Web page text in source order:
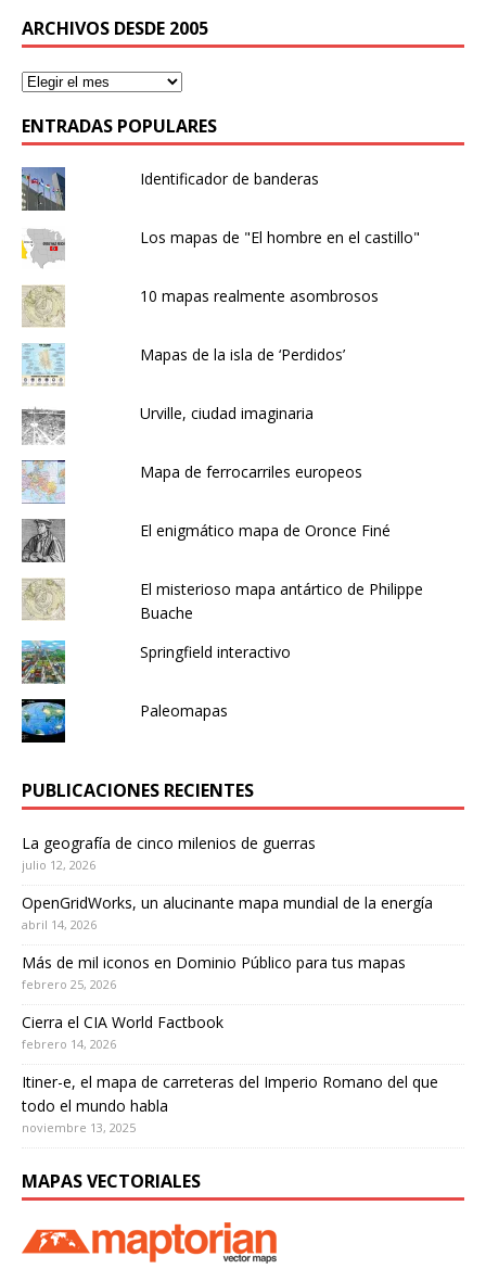
ARCHIVOS DESDE 2005
ENTRADAS POPULARES
Identificador de banderas
Los mapas de "El hombre en el castillo"
10 mapas realmente asombrosos
Mapas de la isla de ‘Perdidos’
Urville, ciudad imaginaria
Mapa de ferrocarriles europeos
El enigmático mapa de Oronce Finé
El misterioso mapa antártico de Philippe
Buache
Springfield interactivo
Paleomapas
PUBLICACIONES RECIENTES
La geografía de cinco milenios de guerras
julio 12, 2026
OpenGridWorks, un alucinante mapa mundial de la energía
abril 14, 2026
Más de mil iconos en Dominio Público para tus mapas
febrero 25, 2026
Cierra el CIA World Factbook
febrero 14, 2026
Itiner-e, el mapa de carreteras del Imperio Romano del que
todo el mundo habla
noviembre 13, 2025
MAPAS VECTORIALES